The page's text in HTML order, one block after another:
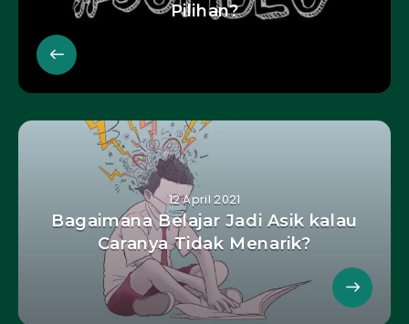
Pilihan?
12 April 2021
Bagaimana Belajar Jadi Asik kalau
Caranya Tidak Menarik?